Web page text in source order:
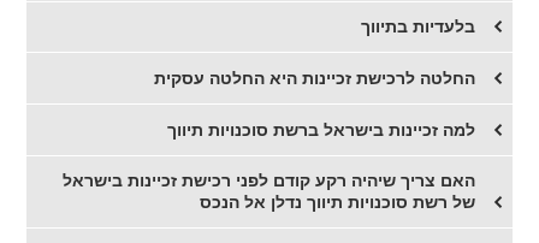
בלעדיות בתיווך
החלטה לרכישת זכיינות היא החלטה עסקית
למה זכיינות בישראל ברשת סוכנויות תיווך
האם צריך שיהיה רקע קודם לפני רכישת זכיינות בישראל
של רשת סוכנויות תיווך נדלן אל הנכס